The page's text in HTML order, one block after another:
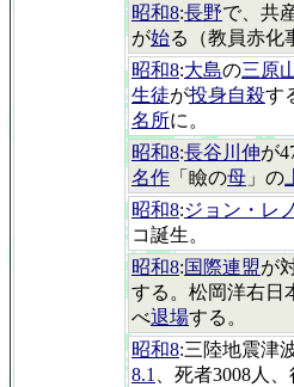
昭和8:長野で、共
が始る（教員赤化
昭和8:大島の三原
生徒が投身自殺す
名所に。
昭和8:長谷川伸が
名作 「瞼の母 」の
昭和8:ジョン・レ
コ誕生。
昭和8:国際連盟が
する。松岡洋右日
べ退場する。
昭和8:三陸地震津
8.1
、死者3008人